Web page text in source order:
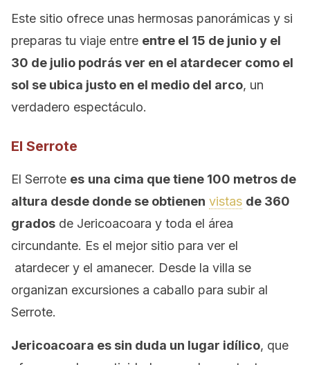
Este sitio ofrece unas hermosas panorámicas y si
preparas tu viaje entre entre el 15 de junio y el
30 de julio podrás ver en el atardecer como el
sol se ubica justo en el medio del arco, un
verdadero espectáculo.
El Serrote
El Serrote es una cima que tiene 100 metros de
altura desde donde se obtienen vistas de 360
grados de Jericoacoara y toda el área
circundante. Es el mejor sitio para ver el
atardecer y el amanecer. Desde la villa se
organizan excursiones a caballo para subir al
Serrote.
Jericoacoara es sin duda un lugar idílico, que